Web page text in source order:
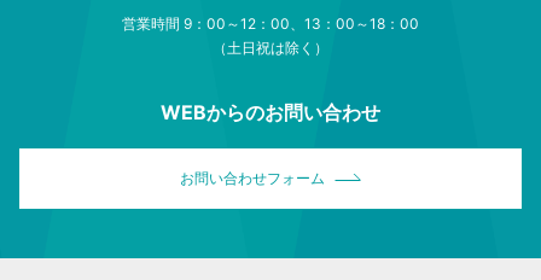
営業時間 9：00～12：00、13：00～18：00
（土日祝は除く）
WEBからのお問い合わせ
お問い合わせフォーム